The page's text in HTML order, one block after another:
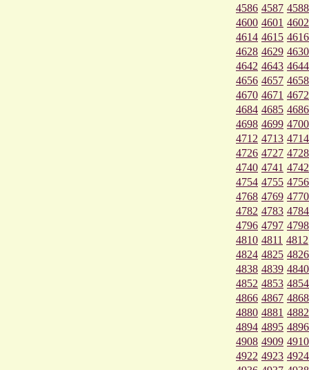
4586 4587 4588
4600 4601 4602
4614 4615 4616
4628 4629 4630
4642 4643 4644
4656 4657 4658
4670 4671 4672
4684 4685 4686
4698 4699 4700
4712 4713 4714
4726 4727 4728
4740 4741 4742
4754 4755 4756
4768 4769 4770
4782 4783 4784
4796 4797 4798
4810 4811 4812
4824 4825 4826
4838 4839 4840
4852 4853 4854
4866 4867 4868
4880 4881 4882
4894 4895 4896
4908 4909 4910
4922 4923 4924